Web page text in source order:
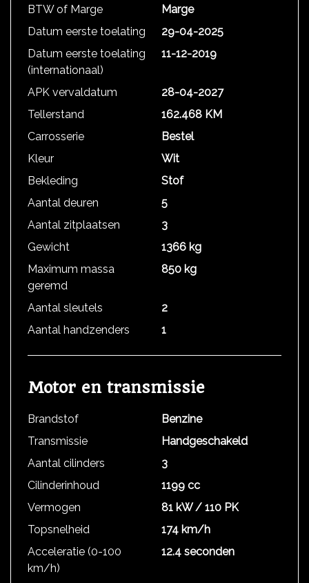
BTW of Marge
Marge
Datum eerste toelating
29-04-2025
Datum eerste toelating
(internationaal)
11-12-2019
APK vervaldatum
28-04-2027
Tellerstand
162.468 KM
Carrosserie
Bestel
Kleur
Wit
Bekleding
Stof
Aantal deuren
5
Aantal zitplaatsen
3
Gewicht
1366 kg
Maximum massa
geremd
850 kg
Aantal sleutels
2
Aantal handzenders
1
Motor en transmissie
Brandstof
Benzine
Transmissie
Handgeschakeld
Aantal cilinders
3
Cilinderinhoud
1199 cc
Vermogen
81 kW / 110 PK
Topsnelheid
174 km/h
Acceleratie (0-100
km/h)
12.4 seconden